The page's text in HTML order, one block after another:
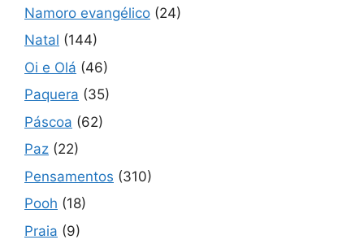
Namoro evangélico (24)
Natal (144)
Oi e Olá (46)
Paquera (35)
Páscoa (62)
Paz (22)
Pensamentos (310)
Pooh (18)
Praia (9)